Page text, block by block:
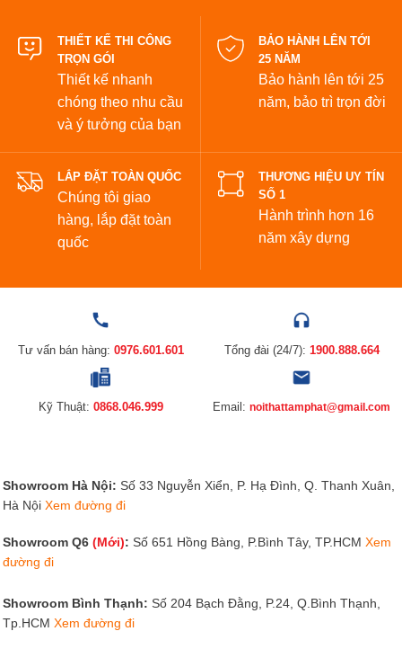
THIẾT KẾ THI CÔNG
TRỌN GÓI
Thiết kế nhanh
chóng theo nhu cầu
và ý tưởng của bạn
BẢO HÀNH LÊN TỚI
25 NĂM
Bảo hành lên tới 25
năm, bảo trì trọn đời
LẮP ĐẶT TOÀN QUỐC
Chúng tôi giao
hàng, lắp đặt toàn
quốc
THƯƠNG HIỆU UY TÍN
SỐ 1
Hành trình hơn 16
năm xây dựng
Tư vấn bán hàng: 0976.601.601 Tổng đài (24/7): 1900.888.664
Kỹ Thuật: 0868.046.999 Email: noithattamphat@gmail.com
Showroom Hà Nội: Số 33 Nguyễn Xiển, P. Hạ Đình, Q. Thanh Xuân,
Hà Nội Xem đường đi
Showroom Q6 (Mới): Số 651 Hồng Bàng, P.Bình Tây, TP.HCM Xem
đường đi
Showroom Bình Thạnh: Số 204 Bạch Đằng, P.24, Q.Bình Thạnh,
Tp.HCM Xem đường đi